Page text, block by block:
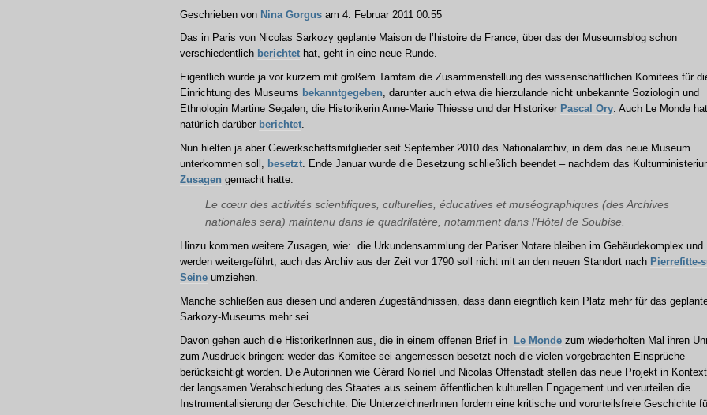
Geschrieben von Nina Gorgus am 4. Februar 2011 00:55
Das in Paris von Nicolas Sarkozy geplante Maison de l’histoire de France, über das der Museumsblog schon
verschiedentlich berichtet hat, geht in eine neue Runde.
Eigentlich wurde ja vor kurzem mit großem Tamtam die Zusammenstellung des wissenschaftlichen Komitees für
Einrichtung des Museums bekanntgegeben, darunter auch etwa die hierzulande nicht unbekannte Soziologin und
Ethnologin Martine Segalen, die Historikerin Anne-Marie Thiesse und der Historiker Pascal Ory. Auch Le Monde hat
natürlich darüber berichtet.
Nun hielten ja aber Gewerkschaftsmitglieder seit September 2010 das Nationalarchiv, in dem das neue Museum
unterkommen soll, besetzt. Ende Januar wurde die Besetzung schließlich beendet – nachdem das
Zusagen gemacht hatte:
Le cœur des activités scientifiques, culturelles, éducatives et muséographiques (des Archives
nationales sera) maintenu dans le quadrilatère, notamment dans l’Hôtel de Soubise.
Hinzu kommen weitere Zusagen, wie: die Urkundensammlung der Pariser Notare bleiben im Gebäudekomplex und
werden weitergeführt; auch das Archiv aus der Zeit vor 1790 soll nicht mit an den neuen Standort nach Pierrefitte-
Seine umziehen.
Manche schließen aus diesen und anderen Zugeständnissen, dass dann eiegntlich kein Platz mehr für das
Sarkozy-Museums mehr sei.
Davon gehen auch die HistorikerInnen aus, die in einem offenen Brief in
Le Monde zum wiederholten Mal ihren
zum Ausdruck bringen: weder das Komitee sei angemessen besetzt noch die vielen vorgebrachten Einsprüche
berücksichtigt worden. Die Autorinnen wie Gérard Noiriel und Nicolas Offenstadt stellen das neue Projekt in
der langsamen Verabschiedung des Staates aus seinem öffentlichen kulturellen Engagement und verurteilen die
Instrumentalisierung der Geschichte. Die UnterzeichnerInnen fordern eine kritische und vorurteilsfreie Geschichte